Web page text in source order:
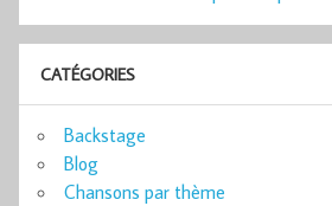
CATÉGORIES
Backstage
Blog
Chansons par thème